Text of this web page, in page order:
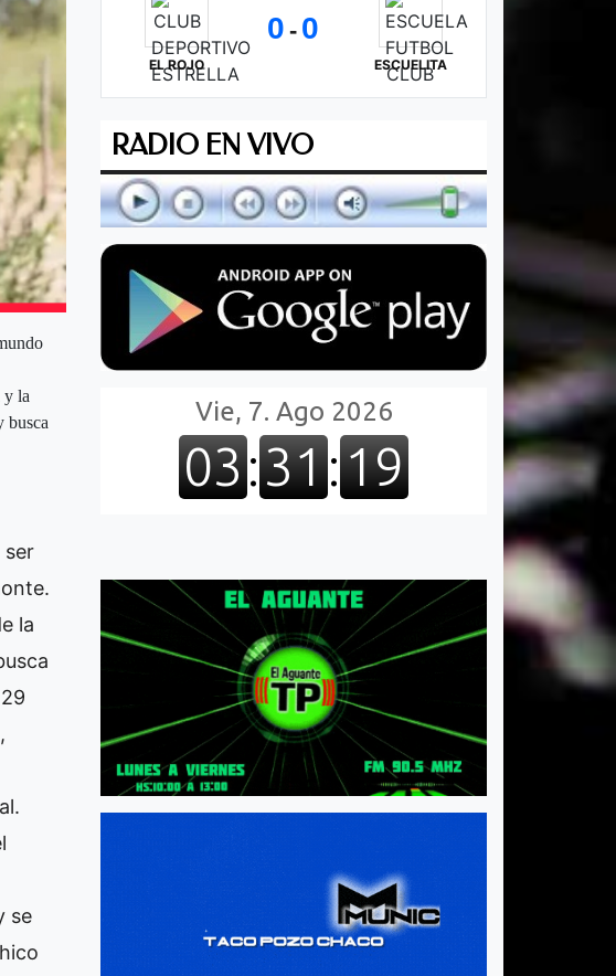
y la
busca
ser
la
se
EL ROJO
0 - 0
ESCUELITA
RADIO EN VIVO